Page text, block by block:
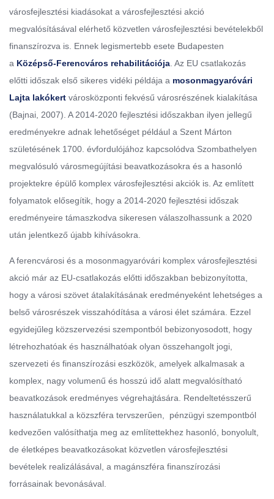
városfejlesztési kiadásokat a városfejlesztési akció
megvalósításával elérhető közvetlen városfejlesztési bevételekből
finanszírozva is. Ennek legismertebb esete Budapesten
a Középső-Ferencváros rehabilitációja . Az EU csatlakozás
előtti időszak első sikeres vidéki példája a mosonmagyaróvári
Lajta lakókert városközponti fekvésű városrészének kialakítása
(Bajnai, 2007). A 2014-2020 fejlesztési időszakban ilyen jellegű
eredményekre adnak lehetőséget például a Szent Márton
születésének 1700. évfordulójához kapcsolódva Szombathelyen
megvalósuló városmegújítási beavatkozásokra és a hasonló
projektekre épülő komplex városfejlesztési akciók is. Az említett
folyamatok elősegítik, hogy a 2014-2020 fejlesztési időszak
eredményeire támaszkodva sikeresen válaszolhassunk a 2020
után jelentkező újabb kihívásokra.
A ferencvárosi és a mosonmagyaróvári komplex városfejlesztési
akció már az EU-csatlakozás előtti időszakban bebizonyította,
hogy a városi szövet átalakításának eredményeként lehetséges a
belső városrészek visszahódítása a városi élet számára. Ezzel
egyidejűleg közszervezési szempontból bebizonyosodott, hogy
létrehozhatóak és használhatóak olyan összehangolt jogi,
szervezeti és finanszírozási eszközök, amelyek alkalmasak a
komplex, nagy volumenű és hosszú idő alatt megvalósítható
beavatkozások eredményes végrehajtására. Rendeltetésszerű
használatukkal a közszféra tervszerűen, pénzügyi szempontból
kedvezően valósíthatja meg az említettekhez hasonló, bonyolult,
de életképes beavatkozásokat közvetlen városfejlesztési
bevételek realizálásával, a magánszféra finanszírozási
forrásainak bevonásával.